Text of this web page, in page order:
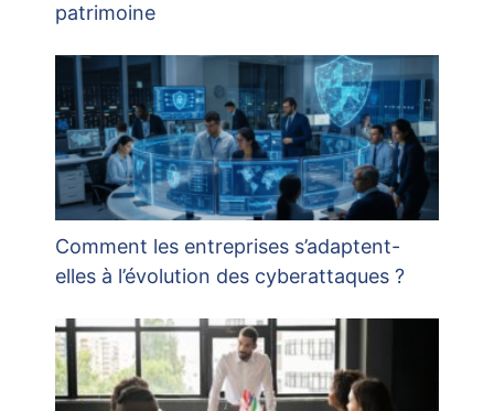
patrimoine
Comment les entreprises s’adaptent-
elles à l’évolution des cyberattaques ?